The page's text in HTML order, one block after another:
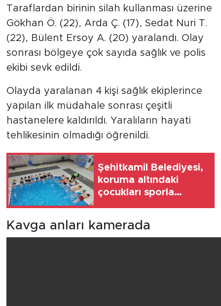
Taraflardan birinin silah kullanması üzerine
Gökhan Ö. (22), Arda Ç. (17), Sedat Nuri T.
(22), Bülent Ersoy A. (20) yaralandı. Olay
sonrası bölgeye çok sayıda sağlık ve polis
ekibi sevk edildi.
Olayda yaralanan 4 kişi sağlık ekiplerince
yapılan ilk müdahale sonrası çeşitli
hastanelere kaldırıldı. Yaralıların hayati
tehlikesinin olmadığı öğrenildi.
Şehitkamil Belediyesi,
koruma altındaki
çocukları sporla
Kavga anları kamerada